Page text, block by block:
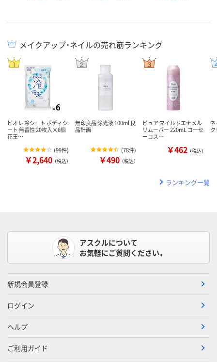
メイクアップ・ネイルの売れ筋ランキング
ビオレ 冷シート ボディシ
ート 無香性 20枚入×6個
花王…
(99件)
￥2,640 （税込）
無印良品 除光液 100ml 良
品計画
(78件)
￥490 （税込）
ピュア マイルドエナメル
リムーバー 220mL コーセ
ーコス…
￥462 （税込）
ランキング一覧
アスクルについて
お気軽にご質問ください。
新規会員登録
ログイン
ヘルプ
ご利用ガイド